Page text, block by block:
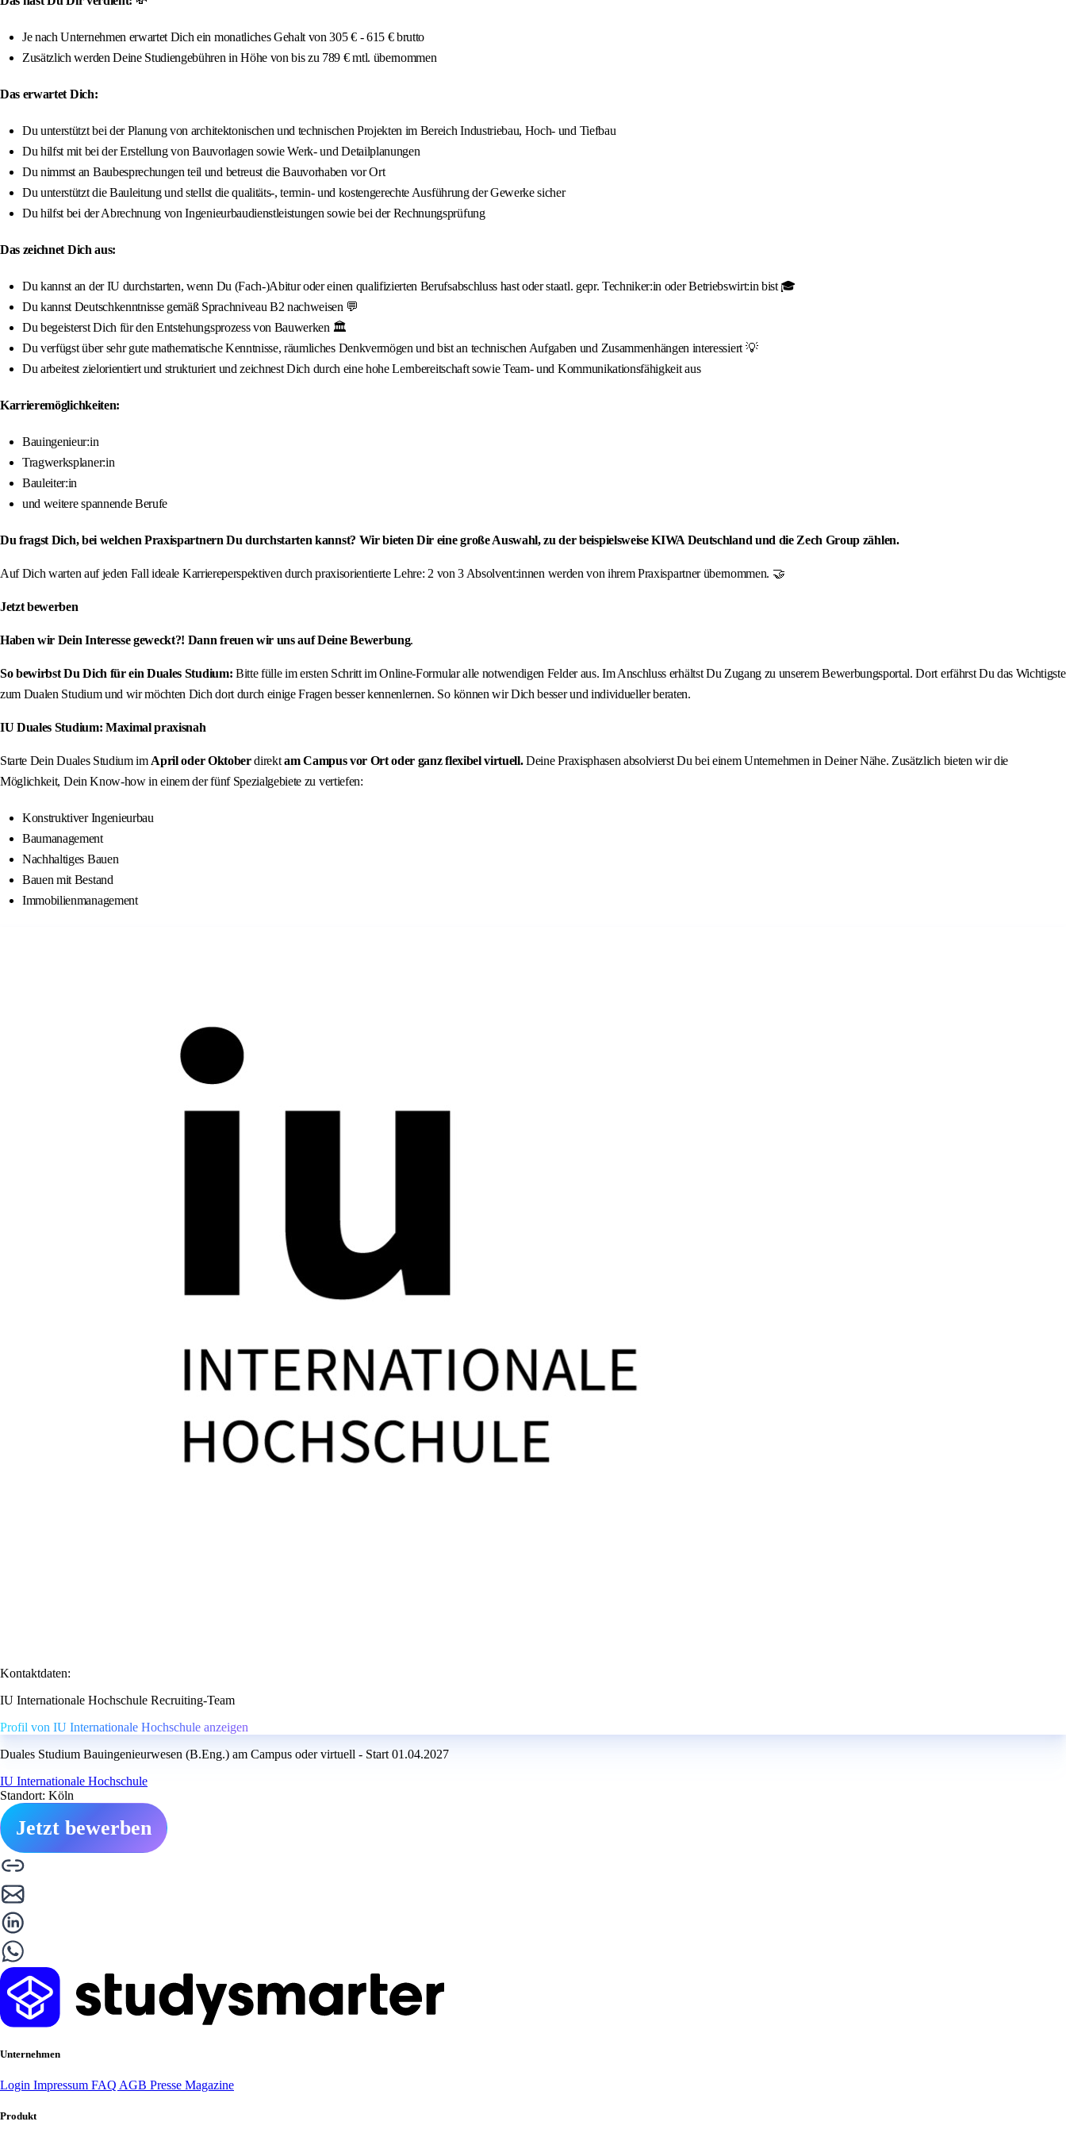
Je nach Unternehmen erwartet Dich ein monatliches Gehalt von 305 € - 615 € brutto
Zusätzlich werden Deine Studiengebühren in Höhe von bis zu 789 € mtl. übernommen
Das erwartet Dich:
Du unterstützt bei der Planung von architektonischen und technischen Projekten im Bereich Industriebau, Hoch- und Tiefbau
Du hilfst mit bei der Erstellung von Bauvorlagen sowie Werk- und Detailplanungen
Du nimmst an Baubesprechungen teil und betreust die Bauvorhaben vor Ort
Du unterstützt die Bauleitung und stellst die qualitäts-, termin- und kostengerechte Ausführung der Gewerke sicher
Du hilfst bei der Abrechnung von Ingenieurbaudienstleistungen sowie bei der Rechnungsprüfung
Das zeichnet Dich aus:
Du kannst an der IU durchstarten, wenn Du (Fach-)Abitur oder einen qualifizierten Berufsabschluss hast oder staatl. gepr. Techniker:in oder Betriebswirt:in bist 🎓
Du kannst Deutschkenntnisse gemäß Sprachniveau B2 nachweisen 💬
Du begeisterst Dich für den Entstehungsprozess von Bauwerken 🏛️
Du verfügst über sehr gute mathematische Kenntnisse, räumliches Denkvermögen und bist an technischen Aufgaben und Zusammenhängen interessiert 💡
Du arbeitest zielorientiert und strukturiert und zeichnest Dich durch eine hohe Lernbereitschaft sowie Team- und Kommunikationsfähigkeit aus
Karrieremöglichkeiten:
Bauingenieur:in
Tragwerksplaner:in
Bauleiter:in
und weitere spannende Berufe
Du fragst Dich, bei welchen Praxispartnern Du durchstarten kannst? Wir bieten Dir eine große Auswahl, zu der beispielsweise KIWA Deutschland und die Zech Group zählen.
Auf Dich warten auf jeden Fall ideale Karriereperspektiven durch praxisorientierte Lehre: 2 von 3 Absolvent:innen werden von ihrem Praxispartner übernommen. 🤝
Jetzt bewerben
Haben wir Dein Interesse geweckt?! Dann freuen wir uns auf Deine Bewerbung.
So bewirbst Du Dich für ein Duales Studium: Bitte fülle im ersten Schritt im Online-Formular alle notwendigen Felder aus. Im Anschluss erhältst Du Zugang zu unserem Bewerbungsportal. Dort erfährst Du das Wichtigste
zum Dualen Studium und wir möchten Dich dort durch einige Fragen besser kennenlernen. So können wir Dich besser und individueller beraten.
IU Duales Studium: Maximal praxisnah
Starte Dein Duales Studium im April oder Oktoberdirektam Campus vor Ort oder ganz flexibel virtuell.Deine Praxisphasen absolvierst Du bei einem Unternehmen in Deiner Nähe. Zusätzlich bieten wir die
Möglichkeit, Dein Know-how in einem der fünf Spezialgebiete zu vertiefen:
Konstruktiver Ingenieurbau
Baumanagement
Nachhaltiges Bauen
Bauen mit Bestand
Immobilienmanagement
Kontaktdaten:
IU Internationale Hochschule Recruiting-Team
Profil von IU Internationale Hochschule anzeigen
Duales Studium Bauingenieurwesen (B.Eng.) am Campus oder virtuell - Start 01.04.2027
IU Internationale Hochschule
Standort: Köln
Jetzt bewerben
Unternehmen
Login Impressum FAQ AGB Presse Magazine
Produkt